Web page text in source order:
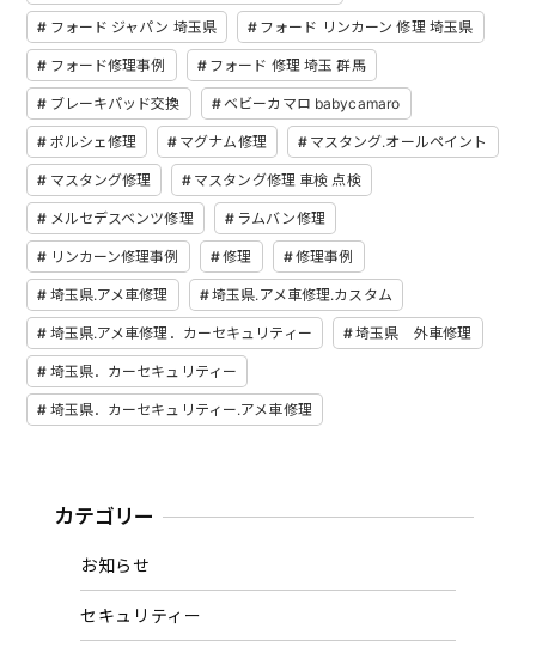
フォード ジャパン 埼玉県 フォード リンカーン 修理 埼玉県
フォード修理事例 フォード 修理 埼玉 群馬
ブレーキパッド交換 ベビーカマロ babycamaro
ポルシェ修理 マグナム修理 マスタング.オールペイント
マスタング修理 マスタング修理 車検 点検
メルセデスベンツ修理 ラムバン修理
リンカーン修理事例 修理 修理事例
埼玉県.アメ車修理 埼玉県.アメ車修理.カスタム
埼玉県.アメ車修理．カーセキュリティー 埼玉県 外車修理
埼玉県．カーセキュリティー
埼玉県．カーセキュリティー.アメ車修理
カテゴリー
お知らせ
セキュリティー